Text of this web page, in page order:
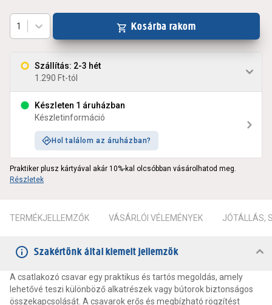
Szállítás: 2-3 hét
1.290 Ft-tól
Készleten 1 áruházban
Készletinformáció
Hol találom az áruházban?
1 Kosárba rakom
Praktiker plusz kártyával akár 10%-kal olcsóbban vásárolhatod meg.
Részletek
TERMÉKJELLEMZŐK VÁSÁRLÓI VÉLEMÉNYEK JÓTÁLLÁS,
Szakértőnk által kiemelt jellemzők
A csatlakozó csavar egy praktikus és tartós megoldás, amely
lehetővé teszi különböző alkatrészek vagy bútorok biztonságos
összekapcsolását. A csavarok erős és megbízható rögzítést